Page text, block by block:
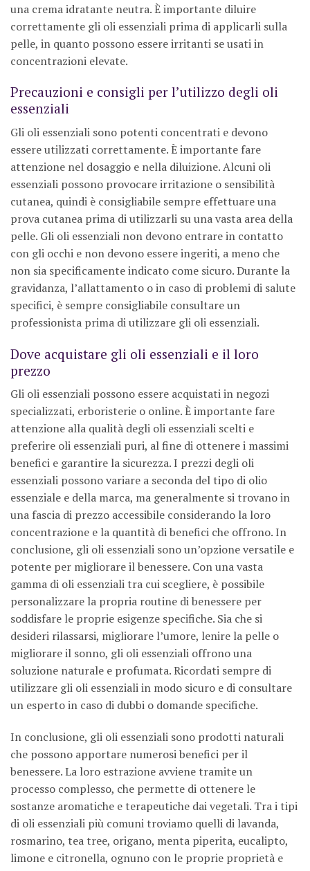
una crema idratante neutra. È importante diluire
correttamente gli oli essenziali prima di applicarli sulla
pelle, in quanto possono essere irritanti se usati in
concentrazioni elevate.
Precauzioni e consigli per l’utilizzo degli oli
essenziali
Gli oli essenziali sono potenti concentrati e devono
essere utilizzati correttamente. È importante fare
attenzione nel dosaggio e nella diluizione. Alcuni oli
essenziali possono provocare irritazione o sensibilità
cutanea, quindi è consigliabile sempre effettuare una
prova cutanea prima di utilizzarli su una vasta area della
pelle. Gli oli essenziali non devono entrare in contatto
con gli occhi e non devono essere ingeriti, a meno che
non sia specificamente indicato come sicuro. Durante la
gravidanza, l’allattamento o in caso di problemi di salute
specifici, è sempre consigliabile consultare un
professionista prima di utilizzare gli oli essenziali.
Dove acquistare gli oli essenziali e il loro
prezzo
Gli oli essenziali possono essere acquistati in negozi
specializzati, erboristerie o online. È importante fare
attenzione alla qualità degli oli essenziali scelti e
preferire oli essenziali puri, al fine di ottenere i massimi
benefici e garantire la sicurezza. I prezzi degli oli
essenziali possono variare a seconda del tipo di olio
essenziale e della marca, ma generalmente si trovano in
una fascia di prezzo accessibile considerando la loro
concentrazione e la quantità di benefici che offrono. In
conclusione, gli oli essenziali sono un’opzione versatile e
potente per migliorare il benessere. Con una vasta
gamma di oli essenziali tra cui scegliere, è possibile
personalizzare la propria routine di benessere per
soddisfare le proprie esigenze specifiche. Sia che si
desideri rilassarsi, migliorare l’umore, lenire la pelle o
migliorare il sonno, gli oli essenziali offrono una
soluzione naturale e profumata. Ricordati sempre di
utilizzare gli oli essenziali in modo sicuro e di consultare
un esperto in caso di dubbi o domande specifiche.
In conclusione, gli oli essenziali sono prodotti naturali
che possono apportare numerosi benefici per il
benessere. La loro estrazione avviene tramite un
processo complesso, che permette di ottenere le
sostanze aromatiche e terapeutiche dai vegetali. Tra i tipi
di oli essenziali più comuni troviamo quelli di lavanda,
rosmarino, tea tree, origano, menta piperita, eucalipto,
limone e citronella, ognuno con le proprie proprietà e